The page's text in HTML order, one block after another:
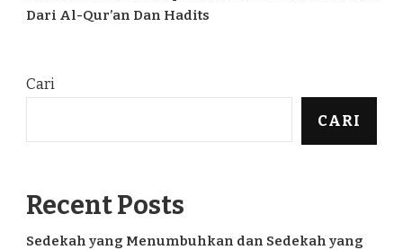
Dari Al-Qur’an Dan Hadits
Cari
CARI
Recent Posts
Sedekah yang Menumbuhkan dan Sedekah yang